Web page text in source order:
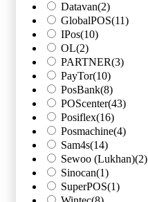
Datavan(2)
GlobalPOS(11)
IPos(10)
OL(2)
PARTNER(3)
PayTor(10)
PosBank(8)
POScenter(43)
Posiflex(16)
Posmachine(4)
Sam4s(14)
Sewoo (Lukhan)(2)
Sinocan(1)
SuperPOS(1)